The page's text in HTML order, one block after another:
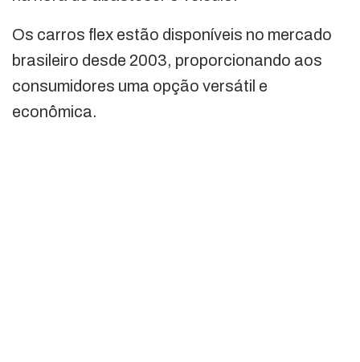
Os carros flex estão disponíveis no mercado
brasileiro desde 2003, proporcionando aos
consumidores uma opção versátil e
econômica.